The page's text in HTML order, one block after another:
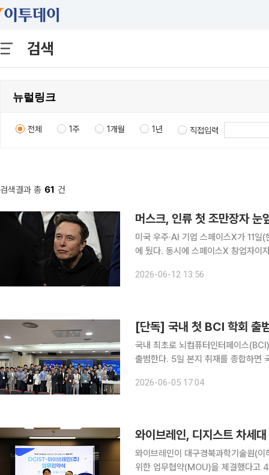
검색
전체 1주 1개월 1년 직접입력
검색결과 총 61 건
머스크, 인류 첫 조만장자
미국 우주·AI 기업 스페이스X가 11일
에 뒀다. 동시에 스페이스X 창업자이
를 계획대로 주당 135달러로 결정했
2026-06-12 13:56
[단독] 국내 첫 BCI 학회 출
국내 최초로 뇌컴퓨터인터페이스
출범한다. 5일 본지 취재를 종합하면 국내 첫 BCI 학회인 ‘한국BCI학회’가 최근 한양대학교 퓨전테
서 활동하는 BCI 분야 전문가 50명이
2026-06-05 17:04
와이브레인, 디지스트 차세
와이브레인이 대구경북과학기술원(
위한 업무협약(MOU)을 체결했다고 4일 밝혔다. 이번 협약은 국내 BCI 산